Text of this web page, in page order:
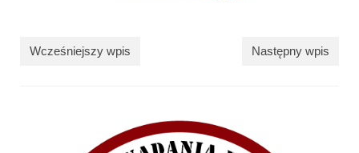
Wcześniejszy wpis Następny wpis